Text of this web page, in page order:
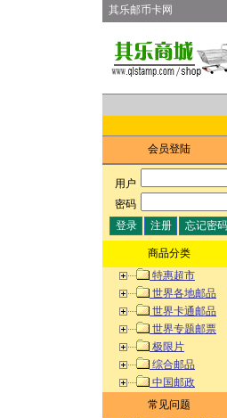
其乐邮币卡网
会员登陆
用户:
密码:
商品分类
特惠超市
世界各地邮品
世界卡通邮品
世界专题邮票
极限片
综合邮品
中国邮政
常见问题